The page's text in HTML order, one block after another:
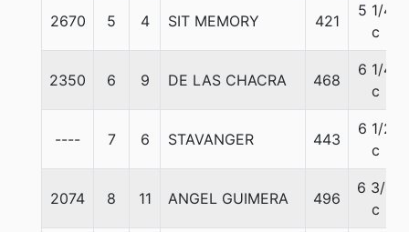
2670 5 4 SIT MEMORY 421
5 1/4
c
2350 6 9 DE LAS CHACRA 468
6 1/4
c
---- 7 6 STAVANGER 443
6 1/2
c
2074 8 11 ANGEL GUIMERA 496
6 3/4
c